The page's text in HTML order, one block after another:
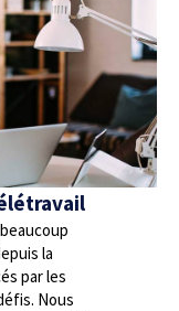
la
par les
Nous